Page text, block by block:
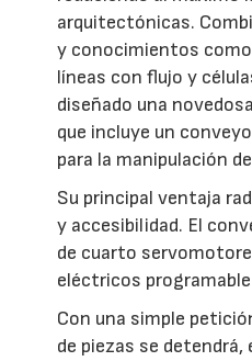
arquitectónicas.
y conocimientos
líneas con flujo y
diseñado una
que incluye un
para la manipulación
Su principal ventaja
y accesibilidad. El
de cuarto
eléctricos
Con una simple
de piezas se detendrá,